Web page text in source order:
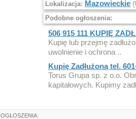
Lokalizacja: Mazowieckie
Podobne ogłoszenia:
506 915 111 KUPIĘ
Kupię lub przejmę
uwolnienie i ochrona ..
Kupię Zadłużoną tel.
Torus Grupa sp. z o.o.
kapitałowych. Kupimy
OGŁOSZENIA: